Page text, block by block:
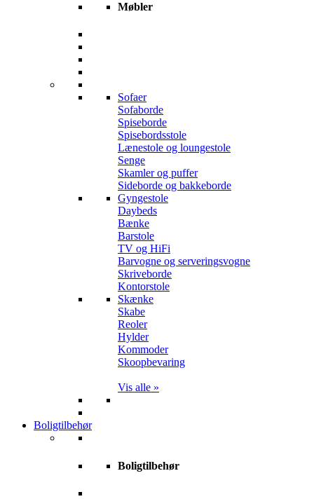
Møbler
Sofaer
Sofaborde
Spiseborde
Spisebordsstole
Lænestole og loungestole
Senge
Skamler og puffer
Sideborde og bakkeborde
Gyngestole
Daybeds
Bænke
Barstole
TV og HiFi
Barvogne og serveringsvogne
Skriveborde
Kontorstole
Skænke
Skabe
Reoler
Hylder
Kommoder
Skoopbevaring
Vis alle »
Boligtilbehør
Boligtilbehør